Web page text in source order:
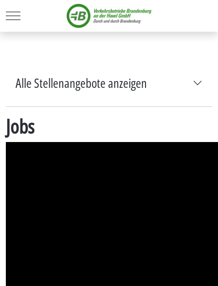
Mobile Menu Toggle
Alle Stellenangebote anzeigen
Jobs